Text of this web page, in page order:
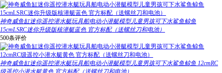
神奇威鱼缸迷你遥控潜水艇玩具船电动小潜艇模型儿童男孩可下水鲨鱼鲸鱼
15cmLSRC迷你升级版核潜艇蓝色 官方标配（送螺丝刀和电池）
500条评价
神奇威鱼缸迷你遥控潜水艇玩具船电动小潜艇模型儿童男孩可下水鲨鱼鲸鱼 12cmRC
级遥控小潜水艇黄色 官方标配（送螺丝刀和电池）